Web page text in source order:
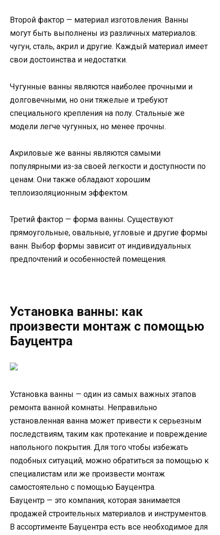
Второй фактор — материал изготовления. Ванны
могут быть выполнены из различных материалов:
чугун, сталь, акрил и другие. Каждый материал имеет
свои достоинства и недостатки.
Чугунные ванны являются наиболее прочными и
долговечными, но они тяжелые и требуют
специального крепления на полу. Стальные же
модели легче чугунных, но менее прочны.
Акриловые же ванны являются самыми
популярными из-за своей легкости и доступности по
ценам. Они также обладают хорошим
теплоизоляционным эффектом.
Третий фактор — форма ванны. Существуют
прямоугольные, овальные, угловые и другие формы
ванн. Выбор формы зависит от индивидуальных
предпочтений и особенностей помещения.
Установка ванны: как
произвести монтаж с помощью
Бауцентра
Установка ванны — один из самых важных этапов
ремонта ванной комнаты. Неправильно
установленная ванна может привести к серьезным
последствиям, таким как протекание и повреждение
напольного покрытия. Для того чтобы избежать
подобных ситуаций, можно обратиться за помощью к
специалистам или же произвести монтаж
самостоятельно с помощью Бауцентра.
Бауцентр — это компания, которая занимается
продажей строительных материалов и инструментов.
В ассортименте Бауцентра есть все необходимое для